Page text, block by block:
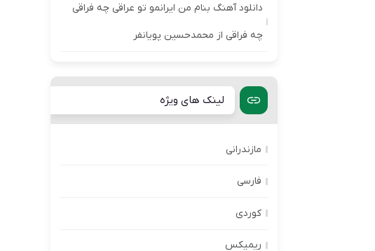
دانلود آهنگ بنام من ایرانمو تو عراقی چه فراقی
چه فراقی از محمدحسین پویانفر
لینک های ویژه
مازندرانی
فارسی
کوردی
ریمیکس